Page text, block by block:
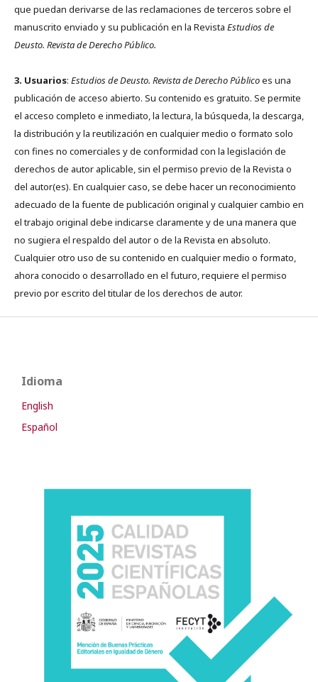
que puedan derivarse de las reclamaciones de terceros sobre el
manuscrito enviado y su publicación en la Revista Estudios de
Deusto. Revista de Derecho Público.
3. Usuarios: Estudios de Deusto. Revista de Derecho Públicoes una
publicación de acceso abierto. Su contenido es gratuito. Se permite
el acceso completo e inmediato, la lectura, la búsqueda, la descarga,
la distribución y la reutilización en cualquier medio o formato solo
con fines no comerciales y de conformidad con la legislación de
derechos de autor aplicable, sin el permiso previo de la Revista o
del autor(es). En cualquier caso, se debe hacer un reconocimiento
adecuado de la fuente de publicación original y cualquier cambio en
el trabajo original debe indicarse claramente y de una manera que
no sugiera el respaldo del autor o de la Revista en absoluto.
Cualquier otro uso de su contenido en cualquier medio o formato,
ahora conocido o desarrollado en el futuro, requiere el permiso
previo por escrito del titular de los derechos de autor.
Idioma
English
Español